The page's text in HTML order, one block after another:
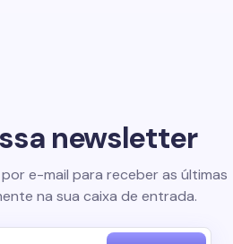
newsletter
e-mail para receber as últimas
na sua caixa de entrada.